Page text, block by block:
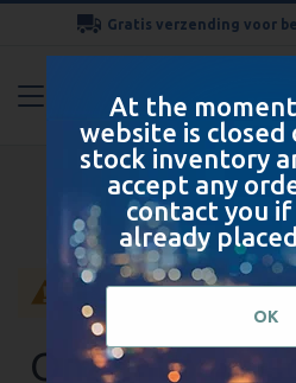
At the
website is
stock inventory
accept any
contact you if
already
OK
Gratis verzending voor
de
Onzichtbare
Geen producten gevonden voor
Onzichtbare